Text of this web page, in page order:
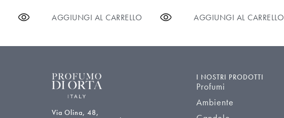
AGGIUNGI AL CARRELLO AGGIUNGI AL CARRELLO
Via Olina, 48,
I NOSTRI PRODOTTI
Profumi
Ambiente